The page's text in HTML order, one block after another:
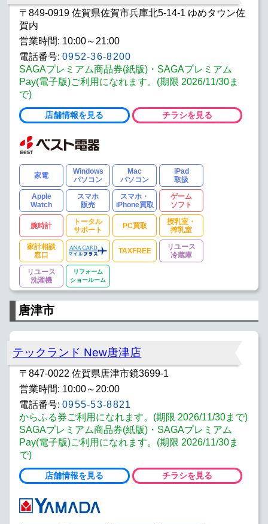
〒849-0919 佐賀県佐賀市兵庫北5-14-1 ゆめタウン佐
賀内
営業時間: 10:00～21:00
電話番号: 0952-36-8200
SAGAプレミアム商品券(紙版)・SAGAプレミアム
Pay(電子版)ご利用になれます。(期限 2026/11/30ま
で)
店舗情報を見る チラシを見る
家電
Windows
パソコン
Mac
パソコン
iPad
取扱
Apple
Watch
スマホ
販売
スマホ・
iPhone買取
ゲーム
ソフト
腕時計
トータル
サポート
PC買取
授乳室・
搾乳室
家計相談
窓口
TAXFREE
リユース
冷蔵庫
リユース
洗濯機
リフォーム
ショールーム
唐津市
テックランド New唐津店
〒847-0022 佐賀県唐津市鏡3699-1
営業時間: 10:00～20:00
電話番号: 0955-53-8821
からふる券ご利用になれます。(期限 2026/11/30まで)
SAGAプレミアム商品券(紙版)・SAGAプレミアム
Pay(電子版)ご利用になれます。(期限 2026/11/30ま
で)
店舗情報を見る チラシを見る